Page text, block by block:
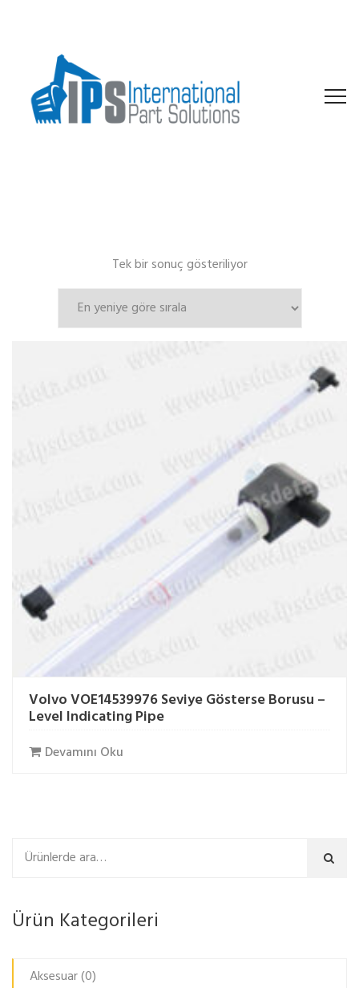
Tek bir sonuç gösteriliyor
Volvo VOE14539976 Seviye Gösterse Borusu –
Level Indicating Pipe
Devamını Oku
Ara
Ürün Kategorileri
Aksesuar(0)